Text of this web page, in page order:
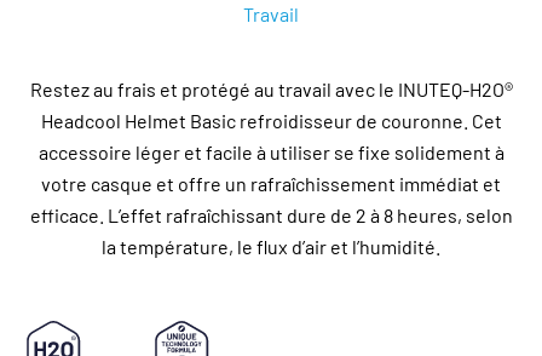
Travail
Restez au frais et protégé au travail avec le INUTEQ-H2O®
Headcool Helmet Basic refroidisseur de couronne. Cet
accessoire léger et facile à utiliser se fixe solidement à
votre casque et offre un rafraîchissement immédiat et
efficace. L’effet rafraîchissant dure de 2 à 8 heures, selon
la température, le flux d’air et l’humidité.